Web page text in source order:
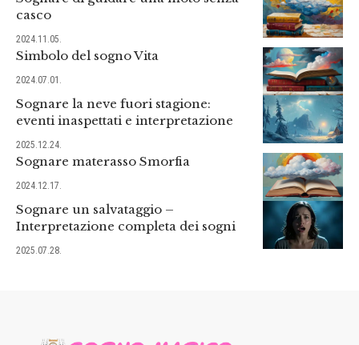
casco
2024.11.05.
Simbolo del sogno Vita
2024.07.01.
Sognare la neve fuori stagione:
eventi inaspettati e interpretazione
2025.12.24.
Sognare materasso Smorfia
2024.12.17.
Sognare un salvataggio –
Interpretazione completa dei sogni
2025.07.28.